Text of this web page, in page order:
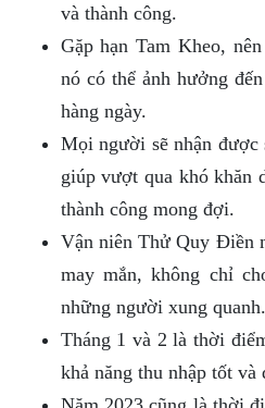
và thành công.
Gặp hạn Tam Kheo,
nó có thể ảnh hưởng
hàng ngày.
Mọi người sẽ nhận
giúp vượt qua khó khăn
thành công mong đợi.
Vận niên Thử Quy Điền
may mắn, không chỉ
những người xung quanh.
Tháng 1 và 2 là thời
khả năng thu nhập tốt